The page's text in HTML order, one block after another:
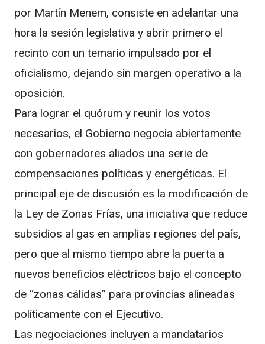
por Martín Menem, consiste en adelantar una
hora la sesión legislativa y abrir primero el
recinto con un temario impulsado por el
oficialismo, dejando sin margen operativo a la
oposición.
Para lograr el quórum y reunir los votos
necesarios, el Gobierno negocia abiertamente
con gobernadores aliados una serie de
compensaciones políticas y energéticas. El
principal eje de discusión es la modificación de
la Ley de Zonas Frías, una iniciativa que reduce
subsidios al gas en amplias regiones del país,
pero que al mismo tiempo abre la puerta a
nuevos beneficios eléctricos bajo el concepto
de “zonas cálidas” para provincias alineadas
políticamente con el Ejecutivo.
Las negociaciones incluyen a mandatarios